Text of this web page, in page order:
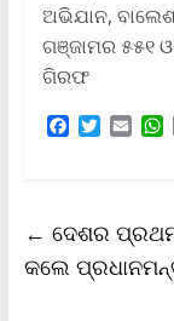
ଅଭିଯାନ,
ଗଞ୍ଜାମର ୫୫୧ ଓ
ଗିରଫ
F
o
o
k
T
e
r
E
A
p
p
← ଦେଶର
କଲେ